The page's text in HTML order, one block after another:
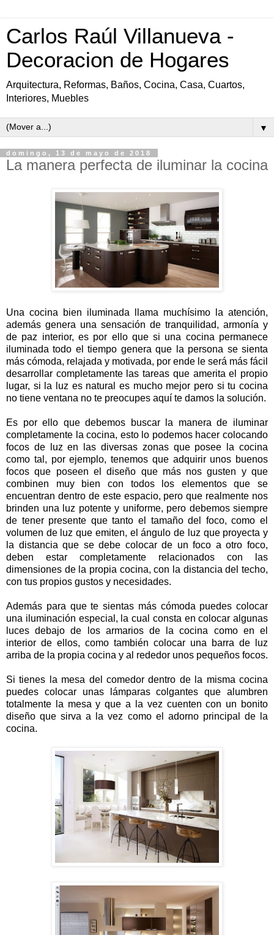
Carlos Raúl Villanueva -
Decoracion de Hogares
Arquitectura, Reformas, Baños, Cocina, Casa, Cuartos,
Interiores, Muebles
▼
domingo, 13 de mayo de 2018
La manera perfecta de iluminar la cocina
Una cocina bien iluminada llama muchísimo la atención,
además genera una sensación de tranquilidad, armonía y
de paz interior, es por ello que si una cocina permanece
iluminada todo el tiempo genera que la persona se sienta
más cómoda, relajada y motivada, por ende le será más fácil
desarrollar completamente las tareas que amerita el propio
lugar, si la luz es natural es mucho mejor pero si tu cocina
no tiene ventana no te preocupes aquí te damos la solución.
Es por ello que debemos buscar la manera de iluminar
completamente la cocina, esto lo podemos hacer colocando
focos de luz en las diversas zonas que posee la cocina
como tal, por ejemplo, tenemos que adquirir unos buenos
focos que poseen el diseño que más nos gusten y que
combinen muy bien con todos los elementos que se
encuentran dentro de este espacio, pero que realmente nos
brinden una luz potente y uniforme, pero debemos siempre
de tener presente que tanto el tamaño del foco, como el
volumen de luz que emiten, el ángulo de luz que proyecta y
la distancia que se debe colocar de un foco a otro foco,
deben estar completamente relacionados con las
dimensiones de la propia cocina, con la distancia del techo,
con tus propios gustos y necesidades.
Además para que te sientas más cómoda puedes colocar
una iluminación especial, la cual consta en colocar algunas
luces debajo de los armarios de la cocina como en el
interior de ellos, como también colocar una barra de luz
arriba de la propia cocina y al rededor unos pequeños focos.
Si tienes la mesa del comedor dentro de la misma cocina
puedes colocar unas lámparas colgantes que alumbren
totalmente la mesa y que a la vez cuenten con un bonito
diseño que sirva a la vez como el adorno principal de la
cocina.